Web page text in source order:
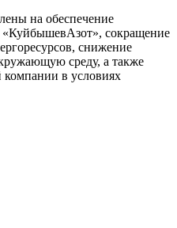
на обеспечение
сокращение
снижение
среду, а также
в условиях